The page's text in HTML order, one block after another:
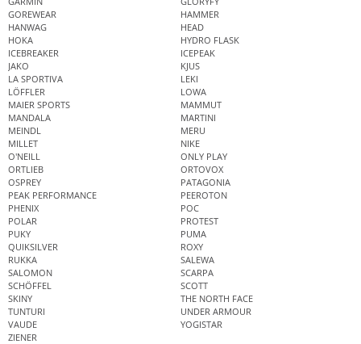
GOREWEAR
HAMMER
HANWAG
HEAD
HOKA
HYDRO FLASK
ICEBREAKER
ICEPEAK
JAKO
KJUS
LA SPORTIVA
LEKI
LÖFFLER
LOWA
MAIER SPORTS
MAMMUT
MANDALA
MARTINI
MEINDL
MERU
MILLET
NIKE
O'NEILL
ONLY PLAY
ORTLIEB
ORTOVOX
OSPREY
PATAGONIA
PEAK PERFORMANCE
PEEROTON
PHENIX
POC
POLAR
PROTEST
PUKY
PUMA
QUIKSILVER
ROXY
RUKKA
SALEWA
SALOMON
SCARPA
SCHÖFFEL
SCOTT
SKINY
THE NORTH FACE
TUNTURI
UNDER ARMOUR
VAUDE
YOGISTAR
ZIENER